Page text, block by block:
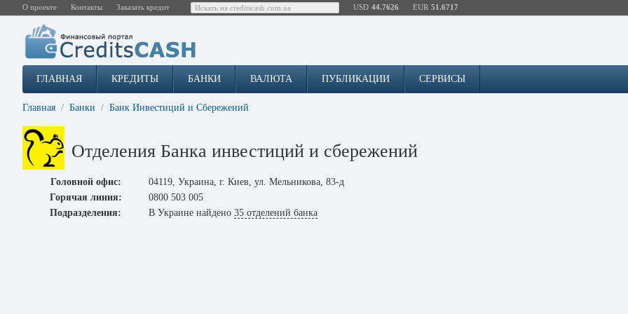
О проекте Контакты Заказать кредит USD 44.7626 EUR 51.6717
ГЛАВНАЯ КРЕДИТЫ БАНКИ ВАЛЮТА ПУБЛИКАЦИИ СЕРВИСЫ
Главная Банки Банк Инвестиций и Сбережений
Отделения Банка инвестиций и сбережений
Головной офис:
04119, Украина, г. Киев, ул. Мельникова, 83-д
Горячая линия:
0800 503 005
Подразделения:
В Украине найдено 35 отделений банка